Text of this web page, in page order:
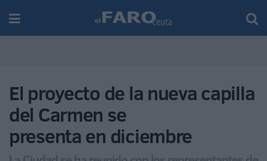
El proyecto de la nueva capilla
del Carmen se
presenta en diciembre